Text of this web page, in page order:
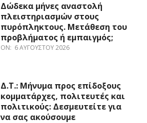
Δώδεκα μήνες αναστολή
πλειστηριασμών στους
πυρόπληκτους. Μετάθεση του
προβλήματος ή εμπαιγμός;
ON: 6 ΑΥΓΟΎΣΤΟΥ 2026
Δ.Τ.: Μήνυμα προς επίδοξους
κομματάρχες, πολιτευτές και
πολιτικούς: Δεσμευτείτε για
να σας ακούσουμε